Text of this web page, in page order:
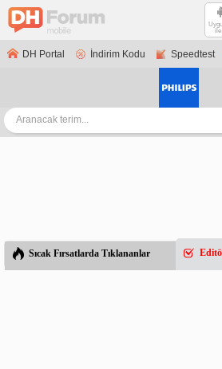
ile
DH Portal İndirim Kodu Speedtest
Sıcak Fırsatlarda Tıklananlar